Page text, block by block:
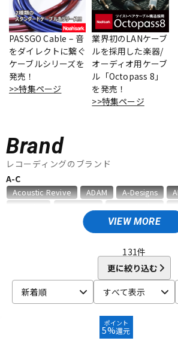
ベース
ドラム
管楽器
アンプ
DTM オンライン納品
配信/ライブ機器
PASSGO Cable – 音
をダイレクトに繋ぐ
ケーブルシリーズを
発売！
>>特集ページ
業界初のLANケーブ
ルを採用した楽器/
オーディオ用ケーブ
ル「Octopass 8」
を発売！
>>特集ページ
Brand
レコーディングのブランド
VIEW MORE
A-C
Acoustic Revive ADAM A-Designs
ART ARTRIG
audio-technica AUDIX
BEHRINGER
Brauner
CANARE
CaTeFo Chandler Coil
Cranborne Audio
CROXS CURRENT
DENON
DMSD
131件
更に絞り込む
新着順
すべて表示
ポイント
5%還元